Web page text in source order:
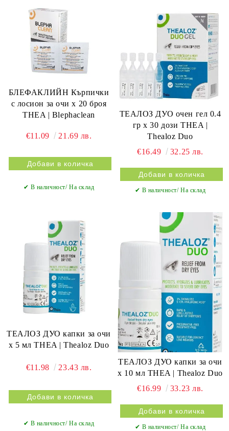
ориентирана към иновации, качество и устойчиво
развитие в сферата на офталмологията.
България, София, п.к. 1113, бул. „Шипченски проход” №18,
Търговски център „Галакси”, офис 110
БЛЕФАКЛИЙН Кърпички
с лосион за очи х 20 броя
THEA | Blephaclean
€11.09 21.69 лв.
✔ В наличност/ На склад
ТЕАЛОЗ ДУО очен гел 0.4
гр х 30 дози THEA |
Thealoz Duo
€16.49
32.25 лв.
✔ В наличност/ На склад
ТЕАЛОЗ ДУО капки за очи
х 5 мл THEA | Thealoz Duo
€11.98 23.43 лв.
✔ В наличност/ На склад
ТЕАЛОЗ ДУО капки за очи
х 10 мл THEA | Thealoz Duo
€16.99
33.23 лв.
✔ В наличност/ На склад